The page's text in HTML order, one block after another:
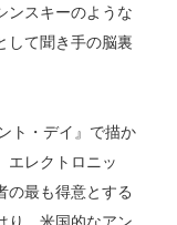
ンスキーのような
して聞き手の脳裏
ト・デイ』で描か
エレクトロニッ
の最も得意とする